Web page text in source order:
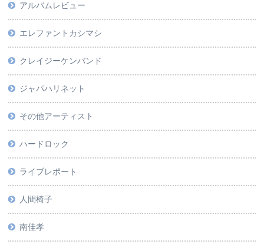
アルバムレビュー
エレファントカシマシ
クレイジーケンバンド
ジャパハリネット
その他アーティスト
ハードロック
ライブレポート
人間椅子
南佳孝